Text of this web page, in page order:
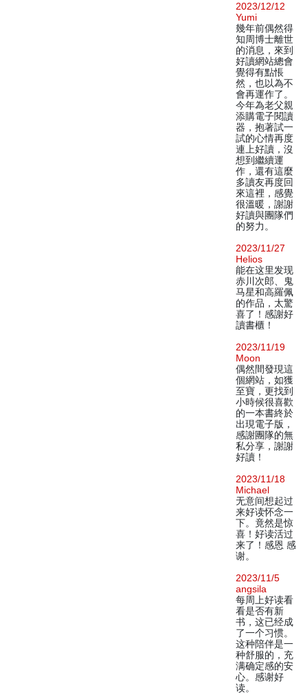
2023/12/12
Yumi
幾年前偶然得
知周博士離世
的消息，來到
好讀網站總會
覺得有點悵
然，也以為不
會再運作了。
今年為老父親
添購電子閱讀
器，抱著試一
試的心情再度
連上好讀，沒
想到繼續運
作，還有這麼
多讀友再度回
來這裡，感覺
很溫暖，謝謝
好讀與團隊們
的努力。
2023/11/27
Helios
能在这里发现
赤川次郎、鬼
马星和高羅佩
的作品，太驚
喜了！感謝好
讀書櫃！
2023/11/19
Moon
偶然間發現這
個網站，如獲
至寶，更找到
小時候很喜歡
的一本書終於
出現電子版，
感謝團隊的無
私分享，謝謝
好讀！
2023/11/18
Michael
无意间想起过
来好读怀念一
下。竟然是惊
喜！好读活过
来了！感恩 感
谢。
2023/11/5
angsila
每周上好读看
看是否有新
书，这已经成
了一个习惯。
这种陪伴是一
种舒服的，充
满确定感的安
心。感谢好
读。